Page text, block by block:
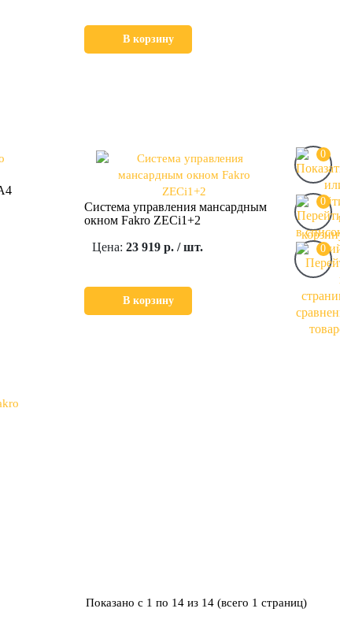
0
0
0
В корзину
Система управления мансардным
окном Fakro ZECi1+2
Цена:23 919 р. / шт.
В корзину
Показано с 1 по 14 из 14 (всего 1 страниц)